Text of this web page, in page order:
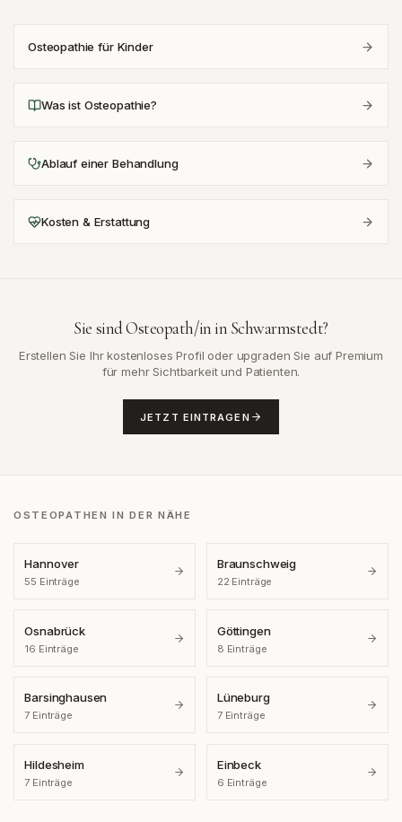
Osteopathie für Kinder
Was ist Osteopathie?
Ablauf einer Behandlung
Kosten & Erstattung
Sie sind Osteopath/in in Schwarmstedt?
Erstellen Sie Ihr kostenloses Profil oder upgraden Sie auf Premium
für mehr Sichtbarkeit und Patienten.
JETZT EINTRAGEN
OSTEOPATHEN IN DER NÄHE
Hannover
55 Einträge
Braunschweig
22 Einträge
Osnabrück
16 Einträge
Göttingen
8 Einträge
Barsinghausen
7 Einträge
Lüneburg
7Einträge
Hildesheim
7 Einträge
Einbeck
6 Einträge